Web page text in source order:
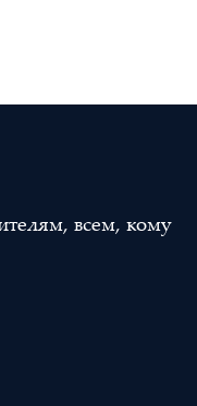
всем, кому